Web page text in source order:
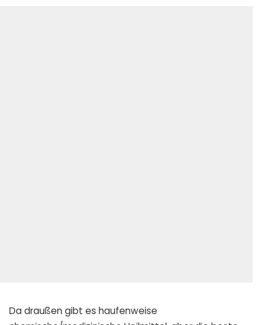
Da draußen gibt es haufenweise